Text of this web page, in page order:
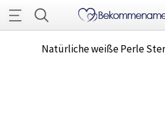
Natürliche weiße Perle